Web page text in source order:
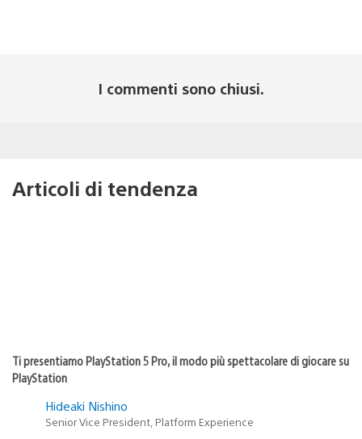
I commenti sono chiusi.
Articoli di tendenza
Ti presentiamo PlayStation 5 Pro, il modo più spettacolare di giocare su
PlayStation
Hideaki Nishino
Senior Vice President, Platform Experience